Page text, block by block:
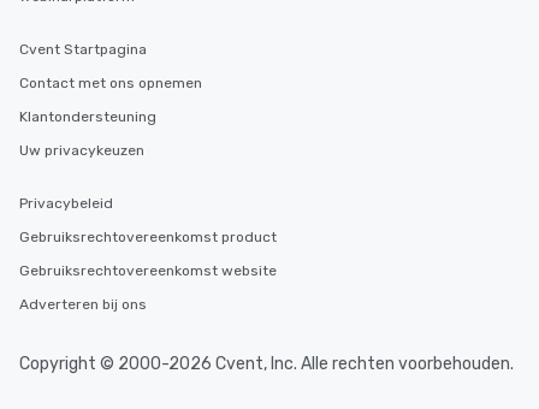
Cvent Startpagina
Contact met ons opnemen
Klantondersteuning
Uw privacykeuzen
Privacybeleid
Gebruiksrechtovereenkomst product
Gebruiksrechtovereenkomst website
Adverteren bij ons
Copyright © 2000-2026 Cvent, Inc. Alle rechten voorbehouden.